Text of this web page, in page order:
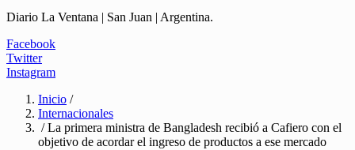
Diario La Ventana | San Juan | Argentina.
Facebook
Twitter
Instagram
Inicio /
Internacionales
/ La primera ministra de Bangladesh recibió a Cafiero con el
objetivo de acordar el ingreso de productos a ese mercado